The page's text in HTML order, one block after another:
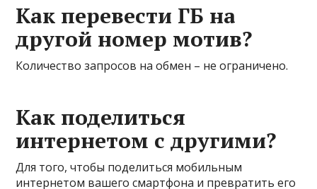
Как перевести ГБ на
другой номер мотив?
Количество запросов на обмен – не ограничено.
Как поделиться
интернетом с другими?
Для того, чтобы поделиться мобильным
интернетом вашего смартфона и превратить его